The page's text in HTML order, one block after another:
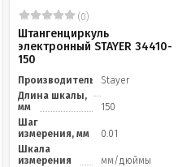
(0)
Штангенциркуль
электронный STAYER 34410-
150
Производитель
Stayer
Длина шкалы,
мм
150
Шаг
измерения, мм
0.01
Шкала
измерения
мм/дюймы